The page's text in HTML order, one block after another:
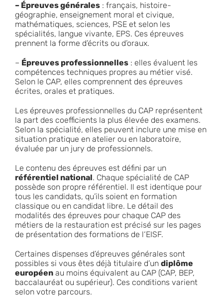
– Épreuves générales : français, histoire-
géographie, enseignement moral et civique,
mathématiques, sciences, PSE et selon les
spécialités, langue vivante, EPS. Ces épreuves
prennent la forme d’écrits ou d’oraux.
– Épreuves professionnelles : elles évaluent les
compétences techniques propres au métier visé.
Selon le CAP, elles comprennent des épreuves
écrites, orales et pratiques.
Les épreuves professionnelles du CAP représentent
la part des coefficients la plus élevée des examens.
Selon la spécialité, elles peuvent inclure une mise en
situation pratique en atelier ou en laboratoire,
évaluée par un jury de professionnels.
Le contenu des épreuves est défini par un
référentiel national. Chaque spécialité de CAP
possède son propre référentiel. Il est identique pour
tous les candidats, qu’ils soient en formation
classique ou en candidat libre. Le détail des
modalités des épreuves pour chaque CAP des
métiers de la restauration est précisé sur les pages
de présentation des formations de l‘EISF.
Certaines dispenses d’épreuves générales sont
possibles si vous êtes déjà titulaire d’un diplôme
européen au moins équivalent au CAP (CAP, BEP,
baccalauréat ou supérieur). Ces conditions varient
selon votre parcours.